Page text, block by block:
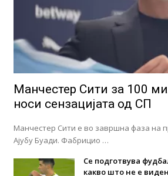
Манчестер Сити за 100
носи сензацијата од СП
Манчестер Сити е во завршна фаза на
Ајубу Буади. Фабрицио …
Се подготвува
какво што не е